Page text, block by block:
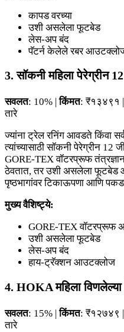
कापड वरच्या
उशी असलेला फूटबेड
लेस-अप बंद
पॅटर्न केलेले रबर
3. सॉकनी महिला पेरेग्रीन
सवलत: 10% |किंमत: ₹१३४९१ |
तारे
ज्यांना ट्रेल रनिंग आवडते किंवा
त्यांच्यासाठी सॉकनी पेरेग्रीन
GORE-TEX वॉटरप्रूफ
ठेवतात, तर उशी असलेला फूटबेड
पृष्ठभागांवर टिकाऊपणा आणि
मुख्य वैशिष्ट्ये:
GORE-TEX वॉटरप्रूफ
उशी असलेला फूटबेड
लेस-अप बंद
हाय-ट्रॅक्शन आउटक्लोज
4. HOKA महिला
सवलत: 15% |किंमत: ₹१२७४९ |
तारे